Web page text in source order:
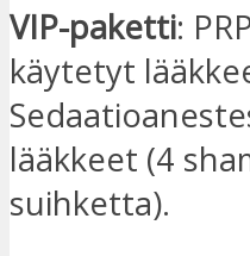
VIP-paketti:
käytetyt
lääkkeet (4
suihketta).